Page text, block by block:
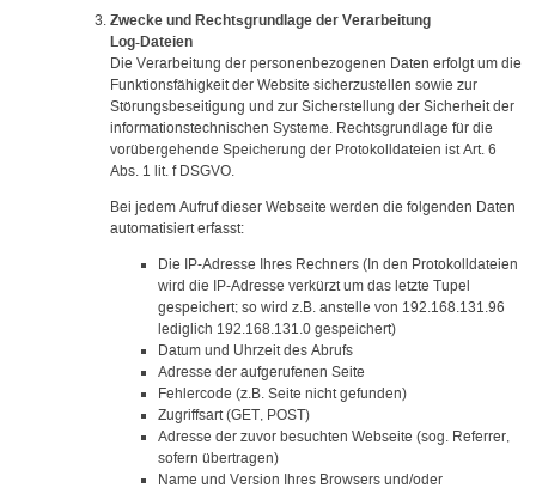
Zwecke und Rechtsgrundlage der Verarbeitung
Log-Dateien
Die Verarbeitung der personenbezogenen Daten erfolgt um die
Funktionsfähigkeit der Website sicherzustellen sowie zur
Störungsbeseitigung und zur Sicherstellung der Sicherheit der
informationstechnischen Systeme. Rechtsgrundlage für die
vorübergehende Speicherung der Protokolldateien ist Art. 6
Abs. 1 lit. f DSGVO.
Bei jedem Aufruf dieser Webseite werden die folgenden Daten
automatisiert erfasst:
Die IP-Adresse Ihres Rechners (In den Protokolldateien
wird die IP-Adresse verkürzt um das letzte Tupel
gespeichert; so wird z.B. anstelle von 192.168.131.96
lediglich 192.168.131.0 gespeichert)
Datum und Uhrzeit des Abrufs
Adresse der aufgerufenen Seite
Fehlercode (z.B. Seite nicht gefunden)
Zugriffsart (GET, POST)
Adresse der zuvor besuchten Webseite (sog. Referrer,
sofern übertragen)
Name und Version Ihres Browsers und/oder